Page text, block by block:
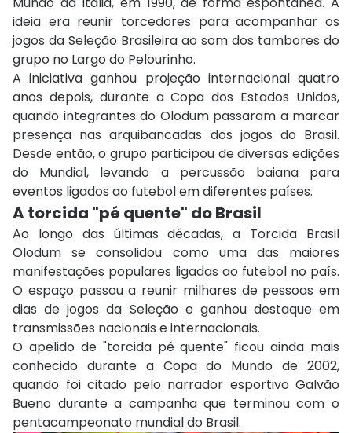
ideia era reunir torcedores para acompanhar os
jogos da Seleção Brasileira ao som dos tambores do
grupo no Largo do Pelourinho.
A iniciativa ganhou projeção internacional quatro
anos depois, durante a Copa dos Estados Unidos,
quando integrantes do Olodum passaram a marcar
presença nas arquibancadas dos jogos do Brasil.
Desde então, o grupo participou de diversas edições
do Mundial, levando a percussão baiana para
eventos ligados ao futebol em diferentes países.
A torcida "pé quente" do Brasil
Ao longo das últimas décadas, a Torcida Brasil
Olodum se consolidou como uma das maiores
manifestações populares ligadas ao futebol no país.
O espaço passou a reunir milhares de pessoas em
dias de jogos da Seleção e ganhou destaque em
transmissões nacionais e internacionais.
O apelido de "torcida pé quente" ficou ainda mais
conhecido durante a Copa do Mundo de 2002,
quando foi citado pelo narrador esportivo Galvão
Bueno durante a campanha que terminou com o
pentacampeonato mundial do Brasil.